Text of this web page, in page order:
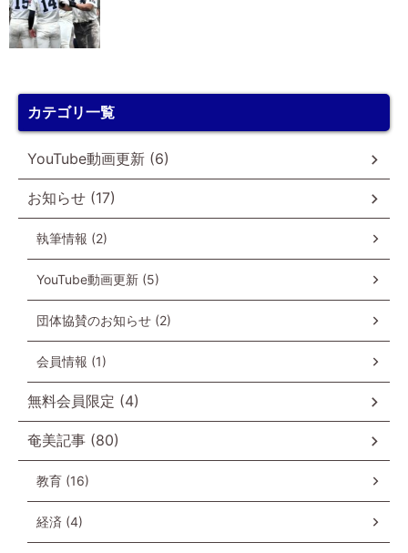
カテゴリ一覧
YouTube動画更新 (6)
お知らせ (17)
執筆情報 (2)
YouTube動画更新 (5)
団体協賛のお知らせ (2)
会員情報 (1)
無料会員限定 (4)
奄美記事 (80)
教育 (16)
経済 (4)